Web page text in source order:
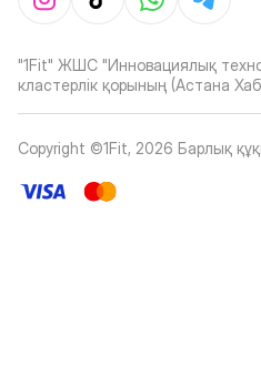
"1Fit" ЖШС "Инновациялық
кластерлік қорының (Астана
Copyright ©1Fit, 2026 Барлық